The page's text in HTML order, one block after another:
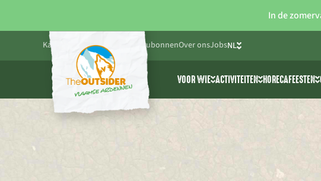
In de
Kalender BlogPraktisch CadeaubonnenOver onsJobsNL
FR
EN
VOOR WIE
Friends & Family
ACTIVITEITEN
Alle activiteiten
HORECAFEESTEN